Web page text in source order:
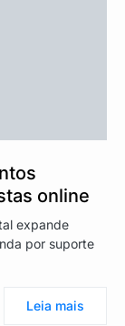
online
expande
por suporte
Leia mais